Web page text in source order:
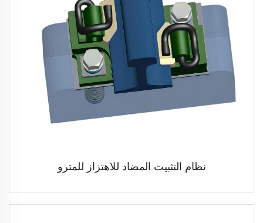
نظام التثبيت المضاد للاهتزاز للمترو